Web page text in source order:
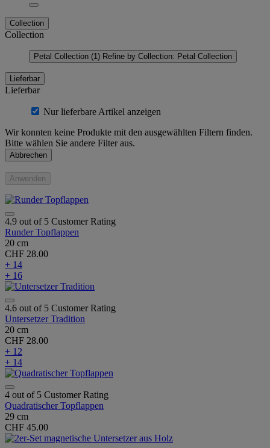
Collection
Collection
Petal Collection (1) Refine by Collection: Petal Collection
Lieferbar
Lieferbar
Nur lieferbare Artikel anzeigen
Wir konnten keine Produkte mit den ausgewählten Filtern finden.
Bitte wählen Sie andere Filter aus.
Abbrechen
Anwenden
4.9 out of 5 Customer Rating
Runder Topflappen
20 cm
CHF 28.00
+ 14
+ 16
4.6 out of 5 Customer Rating
Untersetzer Tradition
20 cm
CHF 28.00
+ 12
+ 14
4 out of 5 Customer Rating
Quadratischer Topflappen
29 cm
CHF 45.00